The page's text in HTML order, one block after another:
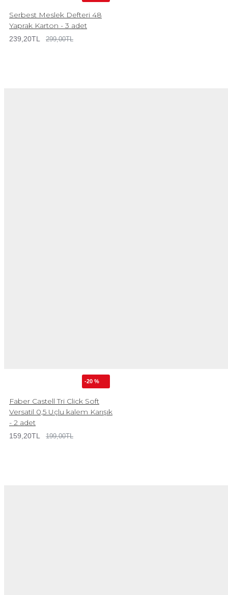
Serbest Meslek Defteri 48
Yaprak Karton - 3 adet
239,20TL 299,00TL
-20 %
Faber Castell Tri Click Soft
Versatil 0,5 Uçlu kalem Karışık
- 2 adet
159,20TL 199,00TL